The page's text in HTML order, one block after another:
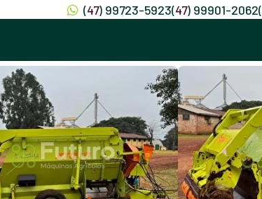
(47) 99723-5923(47) 99901-2062(